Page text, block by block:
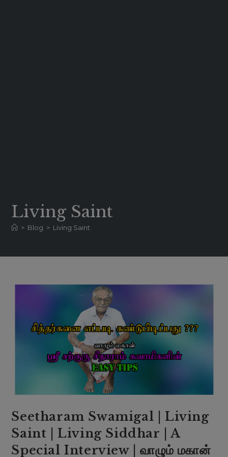
Living Saint
> Blog > Living Saint
Seetharam Swamigal | Living
Saint | Living Siddhar | A
Special Interview | வாழும் மகான்